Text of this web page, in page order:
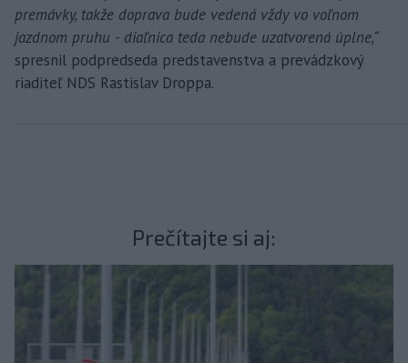
premávky, takže doprava bude vedená vždy vo voľnom
jazdnom pruhu - diaľnica teda nebude uzatvorená úplne,“
spresnil podpredseda predstavenstva a prevádzkový
riaditeľ NDS Rastislav Droppa.
Prečítajte si aj: